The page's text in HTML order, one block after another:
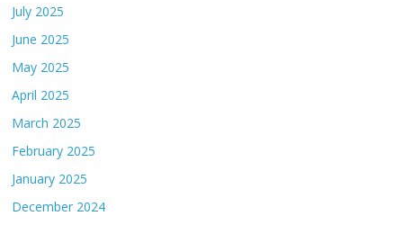
July 2025
June 2025
May 2025
April 2025
March 2025
February 2025
January 2025
December 2024